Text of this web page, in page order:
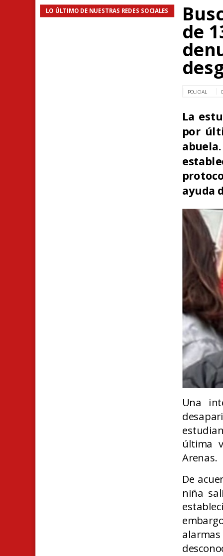
LO ÚLTIMO DE NUESTRAS REDES SOCIALES
de
POLICIAL
La
por
ayuda
Una
última
Arenas.
De
niña